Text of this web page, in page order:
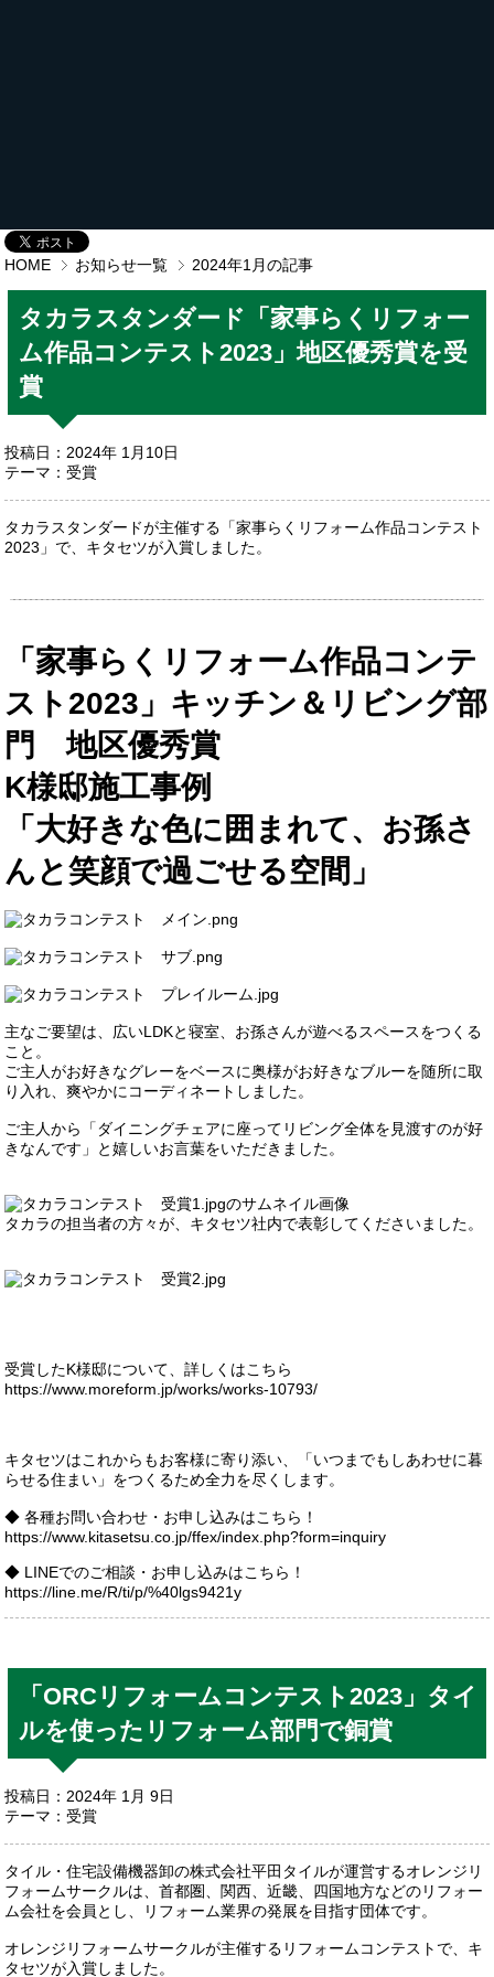
HOME お知らせ一覧 2024年1月の記事
タカラスタンダード「家事らくリフォー
ム作品コンテスト2023」地区優秀賞を受
賞
投稿日：2024年 1月10日
テーマ：受賞
タカラスタンダードが主催する「家事らくリフォーム作品コンテスト
2023 」で、キタセツが入賞しました。
「家事らくリフォーム作品コンテ
スト2023」キッチン＆リビング部
門 地区優秀賞
K様邸施工事例
「大好きな色に囲まれて、お孫さ
んと笑顔で過ごせる空間」
主なご要望は、広いLDKと寝室、お孫さんが遊べるスペースをつくる
こと。
ご主人がお好きなグレーをベースに奥様がお好きなブルーを随所に取
り入れ、爽やかにコーディネートしました。
ご主人から「ダイニングチェアに座ってリビング全体を見渡すのが好
きなんです」と嬉しいお言葉をいただきました。
タカラの担当者の方々が、キタセツ社内で表彰してくださいました。
受賞したK様邸について、詳しくはこちら
https://www.moreform.jp/works/works-10793/
キタセツはこれからもお客様に寄り添い、「いつまでもしあわせに暮
らせる住まい」をつくるため全力を尽くします。
◆ 各種お問い合わせ・お申し込みはこちら！
https://www.kitasetsu.co.jp/ffex/index.php?form=inquiry
◆ LINEでのご相談・お申し込みはこちら！
https://line.me/R/ti/p/%40lgs9421y
「ORCリフォームコンテスト2023」タイ
ルを使ったリフォーム部門で銅賞
投稿日：2024年 1月 9日
テーマ：受賞
タイル・住宅設備機器卸の株式会社平田タイルが運営するオレンジリ
フォームサークルは、首都圏、関西、近畿、四国地方などのリフォー
ム会社を会員とし、リフォーム業界の発展を目指す団体です。
オレンジリフォームサークルが主催するリフォームコンテストで、キ
タセツが入賞しました。